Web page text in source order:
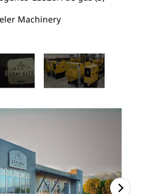
Machinery